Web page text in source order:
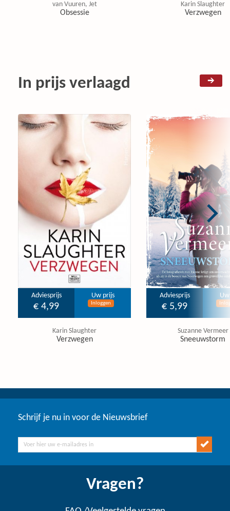
van Vuuren, Jet
Obsessie
Karin Slaughter
Verzwegen
In prijs verlaagd
Adviesprijs
€ 4,99
Uw prijs
Inloggen
Karin Slaughter
Verzwegen
Adviesprijs
€ 5,99
Suzanne Vermeer
Sneeuwstorm
Schrijf je nu in voor de Nieuwsbrief
Vragen?